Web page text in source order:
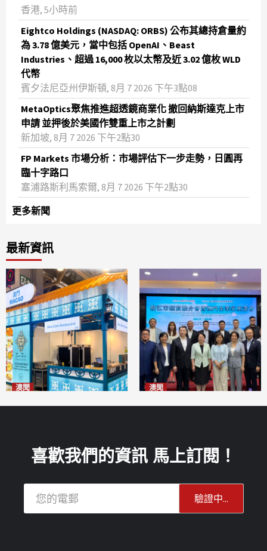
香港, 5小時前
Eightco Holdings (NASDAQ: ORBS) 公布其總持倉量約
為 3.78 億美元，當中包括 OpenAI、Beast
Industries、超過 16,000 枚以太幣及近 3.02 億枚 WLD
代幣
賓夕法尼亞州伊斯頓, 8月 7 2026 下午3點08
MetaOptics聚焦推進超透鏡商業化 撤回納斯達克上市
申請 並押後於美國作雙重上市之計劃
新加坡, 8月 7 2026 下午2點30
FP Markets 市場分析：市場評估下一步走勢，日圓再
臨十字路口
塞浦路斯利馬索爾, 8月 7 2026 下午2點30
更多新聞
最新資訊
澳聞 澳聞
喜歡我們的資訊 馬上訂閱！